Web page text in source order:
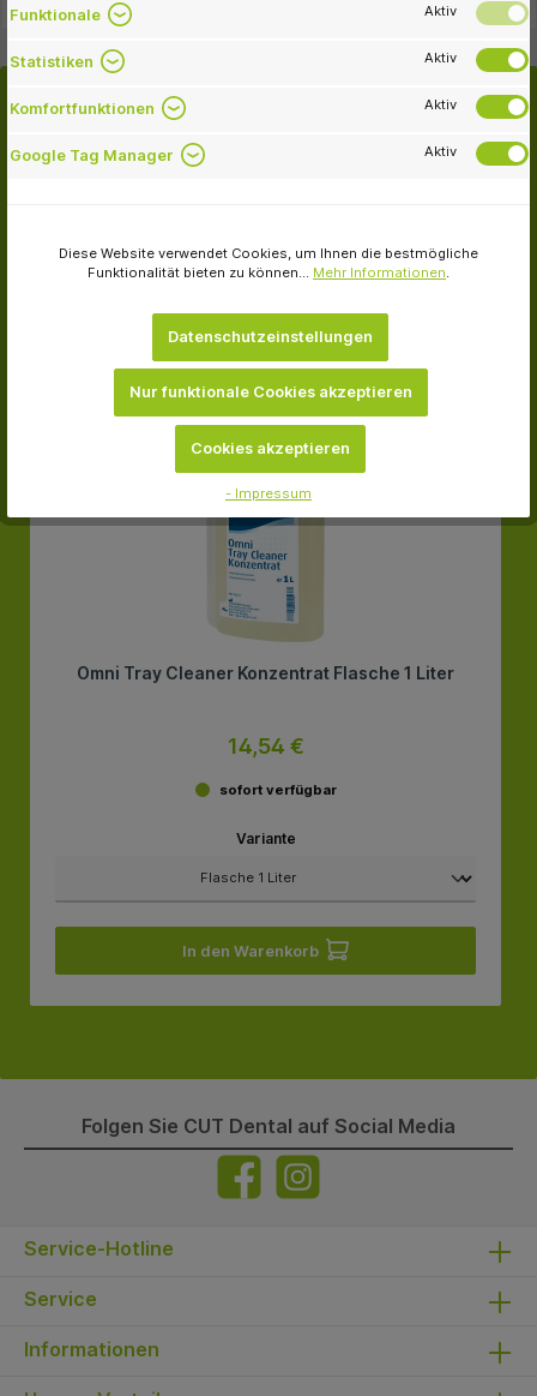
Omni Tray Cleaner Konzentrat Flasche 1 Liter
14,54 €
sofort verfügbar
Variante
In den Warenkorb
Folgen Sie CUT Dental auf Social Media
Service-Hotline
Service
Informationen
Funktionale Aktiv
Statistiken Aktiv
Komfortfunktionen Aktiv
Google Tag Manager Aktiv
Diese Website verwendet Cookies, um Ihnen die bestmögliche
Funktionalität bieten zu können... Mehr Informationen.
Datenschutzeinstellungen
Nur funktionale Cookies akzeptieren
Cookies akzeptieren
- Impressum